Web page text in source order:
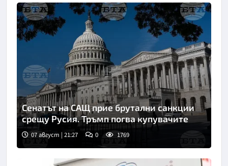
Сенатът на САЩ прие брутални санкции
срещу Русия. Тръмп погва купувачите
07 август | 21:27 0 1769